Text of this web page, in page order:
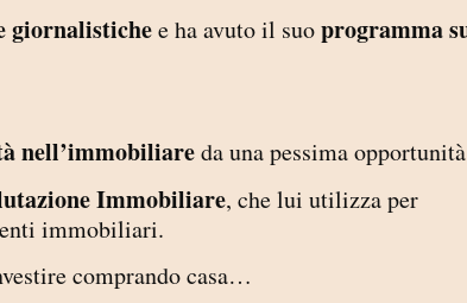
giornalistichee ha avuto il suoprogramma
nell’immobiliareda una pessima
Immobiliare, che lui utilizza per
immobiliari.
comprando casa…